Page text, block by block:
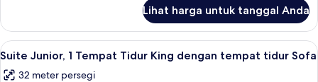
tempat
tidur
Sofa
Suite
Junior,
1
Tidur
Lihat harga untuk tanggal Anda
Lihat
semua
Seprai premium, bantalan ekstra
5
Suite Junior, 1 Tempat Tidur King dengan tempat tidur Sofa
32 meter persegi